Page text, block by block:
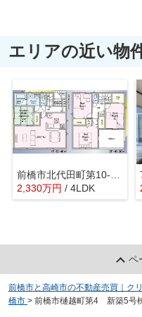
エリアの近い物
前橋市北代田町第10-2号棟リビング横和室★
2,330万円 / 4LDK
ペ
前橋市と高崎市の不動産売買｜ク
橋市 > 前橋市樋越町第4 新築5号